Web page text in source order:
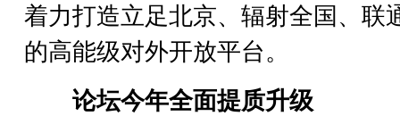
着力打造立足北京、辐射全国、联
的高能级对外开放平台。
论坛今年全面提质升级